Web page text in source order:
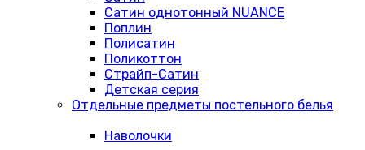
Сатин однотонный NUANCE
Поплин
Полисатин
Поликоттон
Страйп-Сатин
Детская серия
Отдельные предметы постельного белья
Наволочки